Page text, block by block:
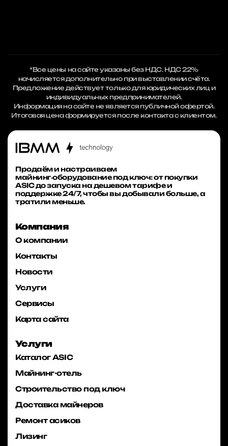
*Все цены на сайте указаны без НДС. НДС 22%
начисляется дополнительно при выставлении счёта.
Предложение действует только для юридических лиц и
индивидуальных предпринимателей.
Информация на сайте не является публичной офертой.
Итоговая цена формируется после контакта с клиентом.
Продаём и настраиваем
майнинг‑оборудование под ключ: от покупки
ASIC до запуска на дешевом тарифе и
поддержке 24/7, чтобы вы добывали больше, а
тратили меньше.
Компания
О компании
Контакты
Новости
Услуги
Сервисы
Карта сайта
Услуги
Каталог ASIC
Майнинг-отель
Строительство под ключ
Доставка майнеров
Ремонт асиков
Лизинг